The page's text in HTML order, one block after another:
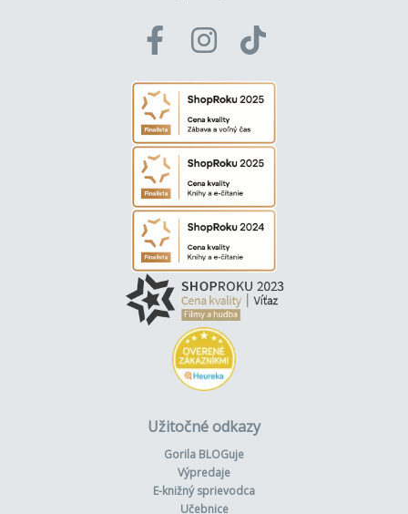
Užitočné odkazy
Gorila BLOGuje
Výpredaje
E-knižný sprievodca
Učebnice